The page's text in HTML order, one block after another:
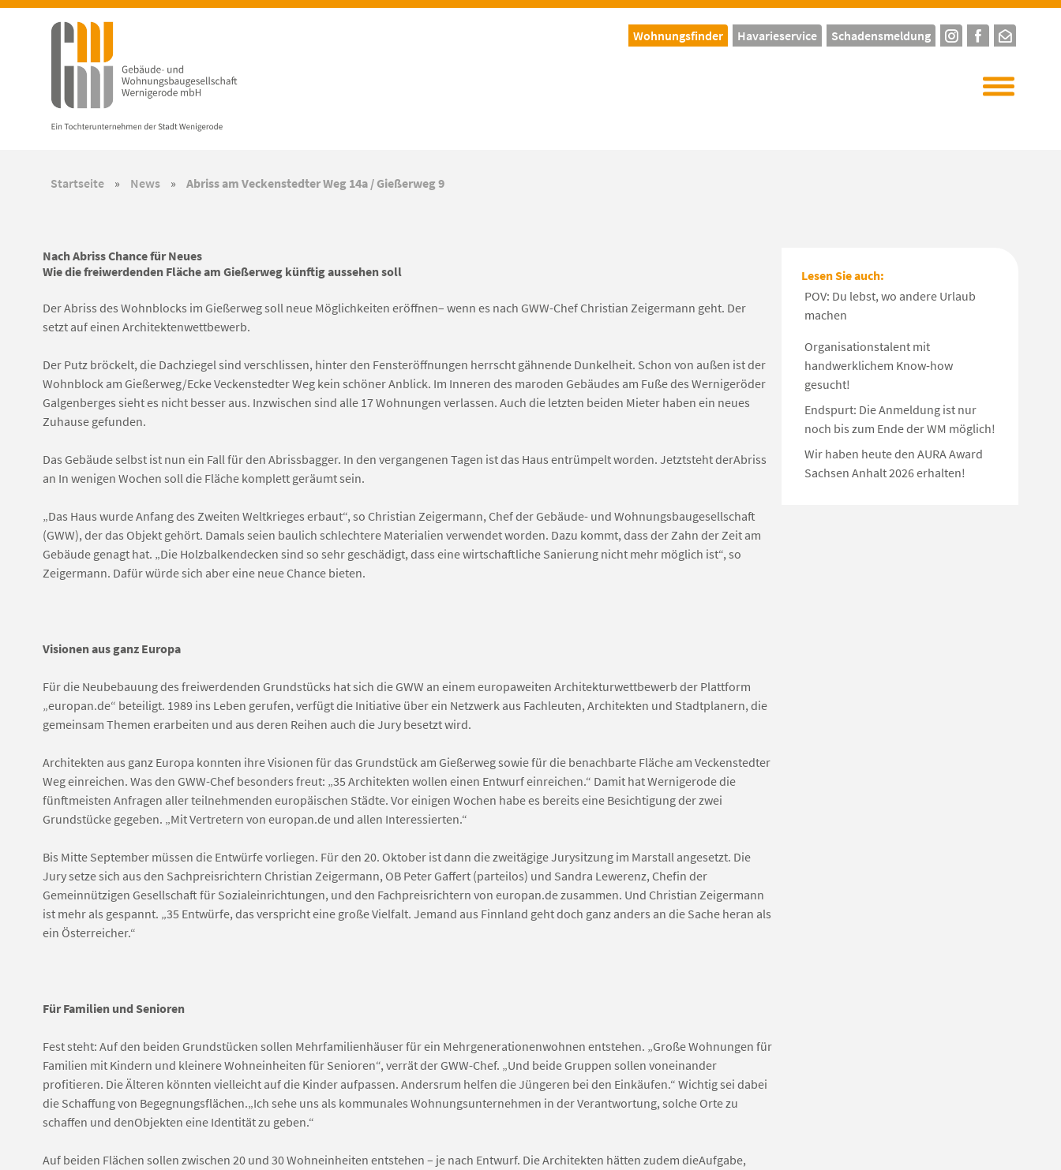
Wohnungsfinder Havarieservice Schadensmeldung
Startseite » News » Abriss am Veckenstedter Weg 14a / Gießerweg 9
Nach Abriss Chance für Neues
Wie die freiwerdenden Fläche am Gießerweg künftig aussehen soll
Der Abriss des Wohnblocks im Gießerweg soll neue Möglichkeiten eröffnen– wenn es nach GWW-Chef Christian Zeigermann geht. Der
setzt auf einen Architektenwettbewerb.
Der Putz bröckelt, die Dachziegel sind verschlissen, hinter den Fensteröffnungen herrscht gähnende Dunkelheit. Schon von außen ist der
Wohnblock am Gießerweg/Ecke Veckenstedter Weg kein schöner Anblick. Im Inneren des maroden Gebäudes am Fuße des Wernigeröder
Galgenberges sieht es nicht besser aus. Inzwischen sind alle 17 Wohnungen verlassen. Auch die letzten beiden Mieter haben ein neues
Zuhause gefunden.
Das Gebäude selbst ist nun ein Fall für den Abrissbagger. In den vergangenen Tagen ist das Haus entrümpelt worden. Jetztsteht derAbriss
an In wenigen Wochen soll die Fläche komplett geräumt sein.
„Das Haus wurde Anfang des Zweiten Weltkrieges erbaut“, so Christian Zeigermann, Chef der Gebäude- und Wohnungsbaugesellschaft
(GWW), der das Objekt gehört. Damals seien baulich schlechtere Materialien verwendet worden. Dazu kommt, dass der Zahn der Zeit am
Gebäude genagt hat. „Die Holzbalkendecken sind so sehr geschädigt, dass eine wirtschaftliche Sanierung nicht mehr möglich ist“, so
Zeigermann. Dafür würde sich aber eine neue Chance bieten.
Visionen aus ganz Europa
Für die Neubebauung des freiwerdenden Grundstücks hat sich die GWW an einem europaweiten Architekturwettbewerb der Plattform
„europan.de“ beteiligt. 1989 ins Leben gerufen, verfügt die Initiative über ein Netzwerk aus Fachleuten, Architekten und Stadtplanern, die
gemeinsam Themen erarbeiten und aus deren Reihen auch die Jury besetzt wird.
Architekten aus ganz Europa konnten ihre Visionen für das Grundstück am Gießerweg sowie für die benachbarte Fläche am Veckenstedter
Weg einreichen. Was den GWW-Chef besonders freut: „35 Architekten wollen einen Entwurf einreichen.“ Damit hat Wernigerode die
fünftmeisten Anfragen aller teilnehmenden europäischen Städte. Vor einigen Wochen habe es bereits eine Besichtigung der zwei
Grundstücke gegeben. „Mit Vertretern von europan.de und allen Interessierten.“
Bis Mitte September müssen die Entwürfe vorliegen. Für den 20. Oktober ist dann die zweitägige Jurysitzung im Marstall angesetzt. Die
Jury setze sich aus den Sachpreisrichtern Christian Zeigermann, OB Peter Gaffert (parteilos) und Sandra Lewerenz, Chefin der
Gemeinnützigen Gesellschaft für Sozialeinrichtungen, und den Fachpreisrichtern von europan.de zusammen. Und Christian Zeigermann
ist mehr als gespannt. „35 Entwürfe, das verspricht eine große Vielfalt. Jemand aus Finnland geht doch ganz anders an die Sache heran als
ein Österreicher.“
Für Familien und Senioren
Fest steht: Auf den beiden Grundstücken sollen Mehrfamilienhäuser für ein Mehrgenerationenwohnen entstehen. „Große Wohnungen für
Familien mit Kindern und kleinere Wohneinheiten für Senioren“, verrät der GWW-Chef. „Und beide Gruppen sollen voneinander
profitieren. Die Älteren könnten vielleicht auf die Kinder aufpassen. Andersrum helfen die Jüngeren bei den Einkäufen.“ Wichtig sei dabei
die Schaffung von Begegnungsflächen.„Ich sehe uns als kommunales Wohnungsunternehmen in der Verantwortung, solche Orte zu
schaffen und denObjekten eine Identität zu geben.“
Auf beiden Flächen sollen zwischen 20 und 30 Wohneinheiten entstehen – je nach Entwurf. Die Architekten hätten zudem dieAufgabe,
Lesen Sie auch:
POV: Du lebst, wo andere Urlaub
machen
Organisationstalent mit
handwerklichem Know-how
gesucht!
Endspurt: Die Anmeldung ist nur
noch bis zum Ende der WM möglich!
Wir haben heute den AURA Award
Sachsen Anhalt 2026 erhalten!